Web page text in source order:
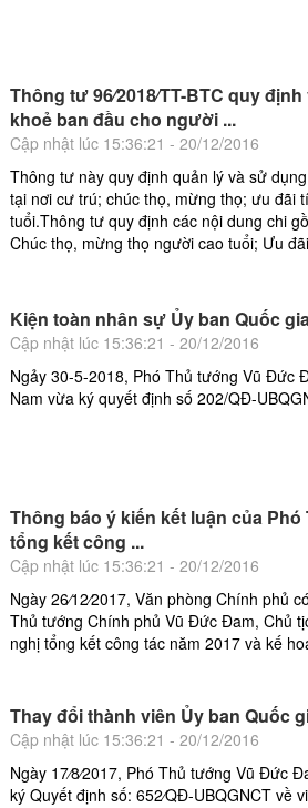
Thông tư 96⁄2018⁄TT-BTC quy
khoẻ ban đầu cho người ...
Cập nhật lúc 15:36:21 - 20/12/2016
Thông tư này quy định quản lý và sử
tại nơi cư trú; chúc thọ, mừng thọ; ưu đãi
tuổi.Thông tư quy định các nội dung chi
Chúc thọ, mừng thọ người cao tuổi; Ưu
Kiện toàn nhân sự Ủy ban Quốc
Cập nhật lúc 15:36:21 - 20/12/2016
Ngảy 30-5-2018, Phó Thủ tướng Vũ Đức
Nam vừa ký quyết định số 202/QĐ-
Thông báo ý kiến kết luận của
tổng kết công ...
Cập nhật lúc 15:36:21 - 20/12/2016
Ngày 26⁄12⁄2017, Văn phòng Chính phủ
Thủ tướng Chính phủ Vũ Đức Đam, Chủ
nghị tổng kết công tác năm 2017 và kế
Thay đổi thành viên Ủy ban Quốc
Cập nhật lúc 15:36:21 - 20/12/2016
Ngày 17⁄8⁄2017, Phó Thủ tướng Vũ Đức
ký Quyết định số: 652⁄QĐ-UBQGNCT về